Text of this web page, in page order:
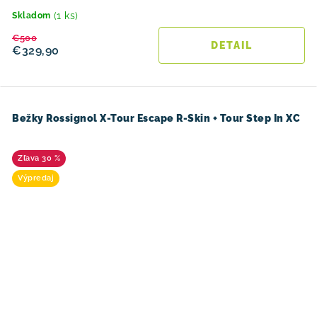
Skladom (1 ks)
€329,90
€500
DETAIL
Bežky Rossignol X-Tour Escape R-Skin + Tour Step In XC
30 %
Výpredaj